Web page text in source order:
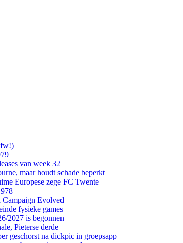
van week 32
maar houdt schade beperkt
Europese zege FC Twente
Evolved
fysieke games
2027 is begonnen
Pieterse derde
geschorst na dickpic in groepsapp